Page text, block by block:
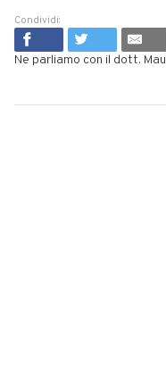
Condividi:
Ne parliamo con il dott.